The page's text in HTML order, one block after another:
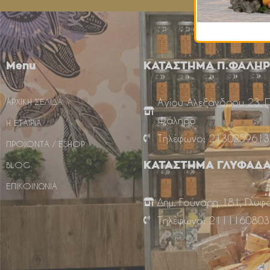
Menu
ΑΡΧΙΚΗ ΣΕΛΙΔΑ
Η ΕΤΑΙΡΙΑ
ΠΡΟΙΟΝΤΑ / ESHOP
BLOG
ΕΠΙΚΟΙΝΩΝΙΑ
ΚΑΤΑΣΤΗΜΑ
Αγίου Αλεξάνδρου 23,
Φάληρο
Τηλέφωνο: 2130259613
ΚΑΤΑΣΤΗΜΑ
Δημ. Γούναρη 181,
Τηλέφωνο: 2111160803